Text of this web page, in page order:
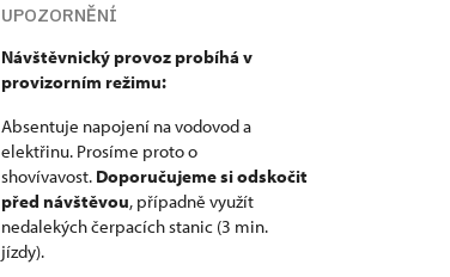
UPOZORNĚNÍ
Návštěvnický provoz probíhá v
provizorním režimu:
Absentuje napojení na vodovod a
elektřinu. Prosíme proto o
shovívavost. Doporučujeme si odskočit
před návštěvou, případně využít
nedalekých čerpacích stanic (3 min.
jízdy).